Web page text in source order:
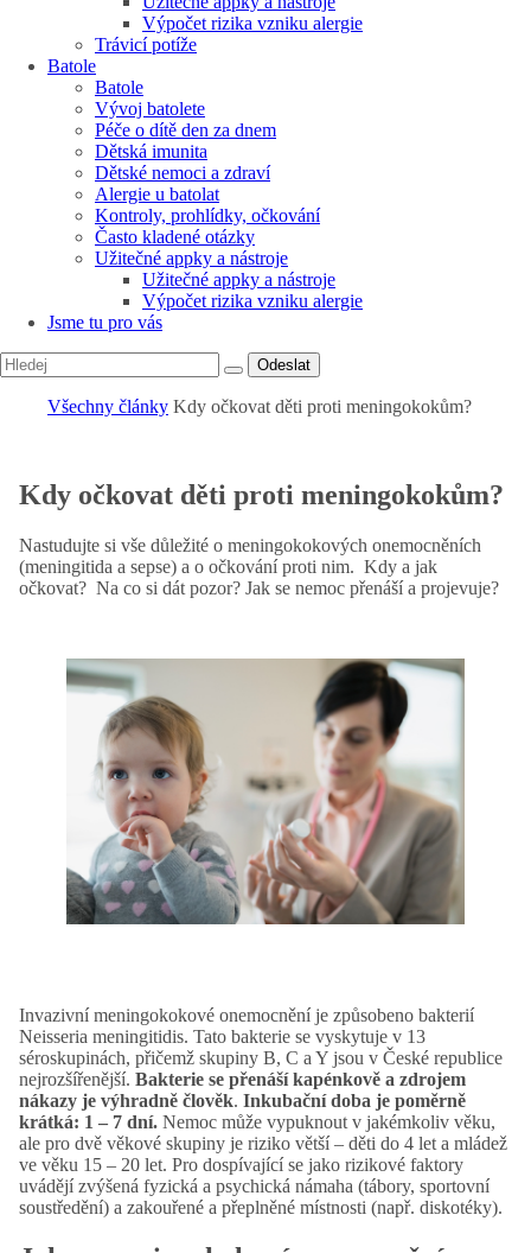
Výpočet rizika vzniku alergie
Trávicí potíže
Batole
Batole
Vývoj batolete
Péče o dítě den za dnem
Dětská imunita
Dětské nemoci a zdraví
Alergie u batolat
Kontroly, prohlídky, očkování
Často kladené otázky
Užitečné appky a nástroje
Užitečné appky a nástroje
Výpočet rizika vzniku alergie
Jsme tu pro vás
Odeslat
Všechny články Kdy očkovat děti proti meningokokům?
Kdy očkovat děti proti meningokokům?
Nastudujte si vše důležité o meningokokových onemocněních
(meningitida a sepse) a o očkování proti nim. Kdy a jak
očkovat? Na co si dát pozor? Jak se nemoc přenáší a projevuje?
Invazivní meningokokové onemocnění je způsobeno bakterií
Neisseria meningitidis. Tato bakterie se vyskytuje v 13
séroskupinách, přičemž skupiny B, C a Y jsou v České republice
nejrozšířenější. Bakterie se přenáší kapénkově a zdrojem
nákazy je výhradně člověk. Inkubační doba je poměrně
krátká: 1 – 7 dní. Nemoc může vypuknout v jakémkoliv věku,
ale pro dvě věkové skupiny je riziko větší – děti do 4 let a mládež
ve věku 15 – 20 let. Pro dospívající se jako rizikové faktory
uvádějí zvýšená fyzická a psychická námaha (tábory, sportovní
soustředění) a zakouřené a přeplněné místnosti (např. diskotéky).